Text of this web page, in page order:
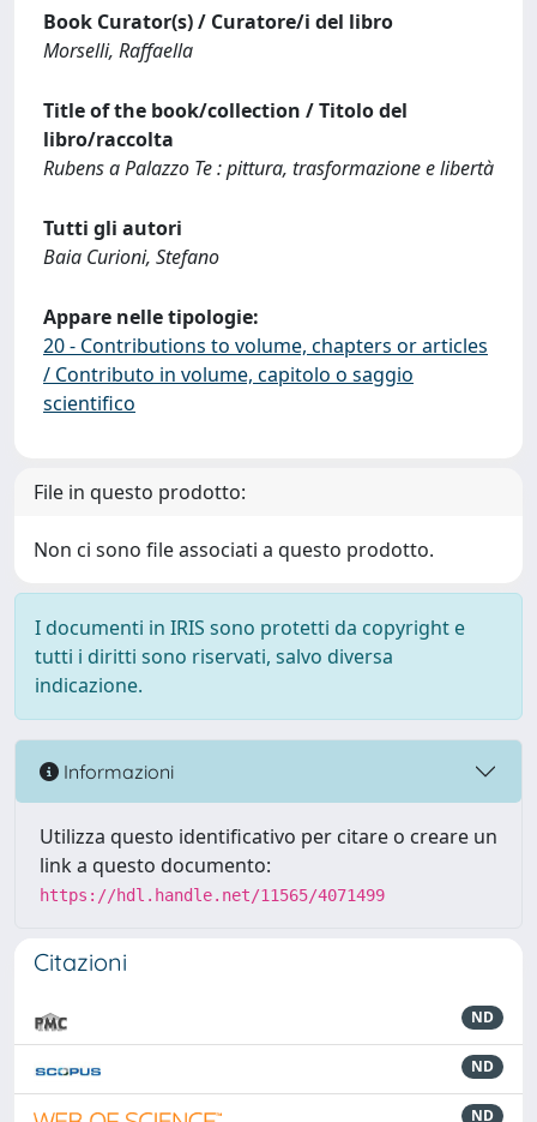
Book Curator(s) / Curatore/i del libro
Morselli, Raffaella
Title of the book/collection / Titolo del
libro/raccolta
Rubens a Palazzo Te : pittura, trasformazione e libertà
Tutti gli autori
Baia Curioni, Stefano
Appare nelle tipologie:
20 - Contributions to volume, chapters or articles
/ Contributo in volume, capitolo o saggio
scientifico
File in questo prodotto:
Non ci sono file associati a questo prodotto.
I documenti in IRIS sono protetti da copyright e
tutti i diritti sono riservati, salvo diversa
indicazione.
Informazioni
Utilizza questo identificativo per citare o creare un
link a questo documento:
https://hdl.handle.net/11565/4071499
Citazioni
ND
ND
ND